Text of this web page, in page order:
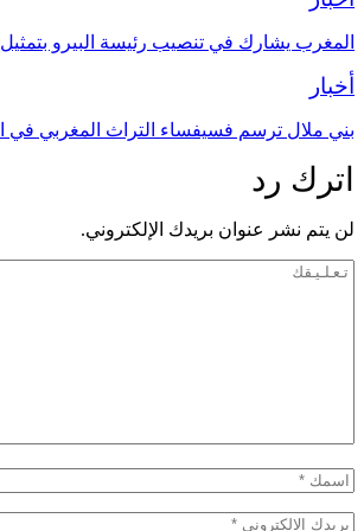
المغرب يشارك في تنصيب رئيسة البيرو
أخبار
بني ملال ترسم فسيفساء التراث المغربي في احتفالات
اترك رد
لن يتم نشر عنوان بريدك الإلكتروني.